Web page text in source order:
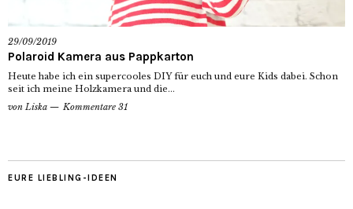
29/09/2019
Polaroid Kamera aus Pappkarton
Heute habe ich ein supercooles DIY für euch und eure Kids dabei. Schon
seit ich meine Holzkamera und die...
von Liska Kommentare 31
EURE LIEBLING-IDEEN